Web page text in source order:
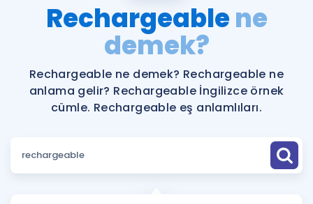
Şifremi Hatırlamıyorum
Katılımcı Görüşleri
Faydalı Araçlar
Ücretsiz Kaynaklar
Puan Hesaplama
İngilizce Gramer
Rechargeablene
demek?
Rechargeable ne demek? Rechargeable ne
anlama gelir? Rechargeable İngilizce örnek
cümle. Rechargeable eş anlamlıları.